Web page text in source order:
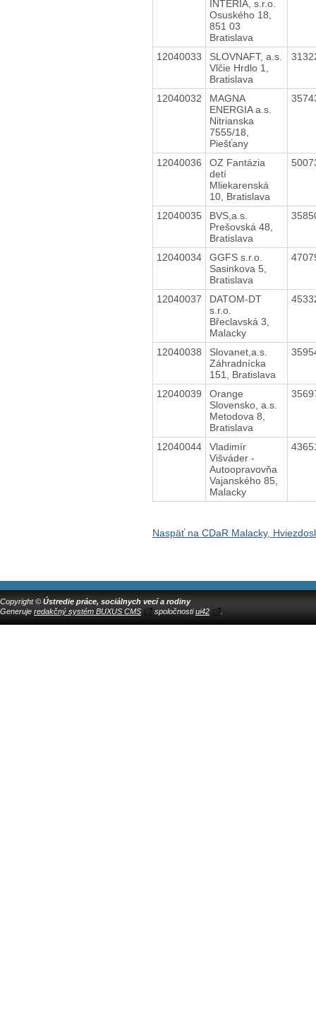
INTERIA, s.r.o.
Osuského 18,
851 03
Bratislava
12040033
SLOVNAFT, a.s.
Vlčie Hrdlo 1,
Bratislava
12040032
MAGNA
ENERGIA a.s.
Nitrianska
7555/18,
Piešťany
12040036
OZ Fantázia
detí
Mliekarenská
10, Bratislava
12040035
BVS,a.s.
Prešovská 48,
Bratislava
12040034
GGFS s.r.o.
Sasinkova 5,
Bratislava
12040037
DATOM-DT
s.r.o.
Břeclavská 3,
Malacky
12040038
Slovanet,a.s.
Záhradnícka
151, Bratislava
12040039
Orange
Slovensko, a.s.
Metodova 8,
Bratislava
12040044
Vladimír
Višváder -
Autoopravovňa
Vajanského 85,
Malacky
Naspäť na CDaR Malacky,
Copyright © Ústredie práce, sociálnych vecí a rodiny
Generuje redakčný systém BUXUS CMS spoločnostiui42